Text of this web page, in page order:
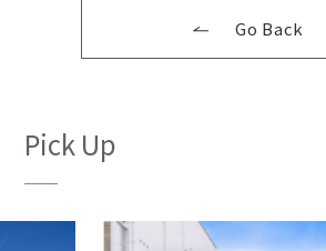
Go Back
Pick Up